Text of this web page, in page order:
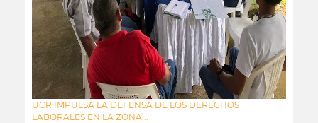
UCR IMPULSA LA DEFENSA DE LOS DERECHOS
LABORALES EN LA ZONA...